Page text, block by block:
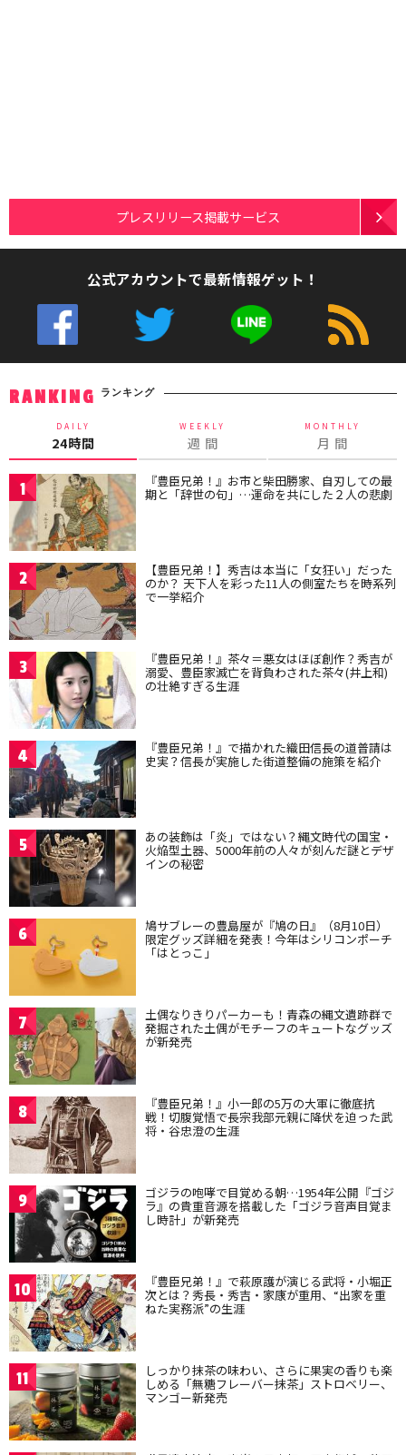
プレスリリース掲載サービス
公式アカウントで最新情報ゲット！
RANKING ランキング
DAILY
24時間
WEEKLY
週 間
MONTHLY
月 間
1 『豊臣兄弟！』お市と柴田勝家、自刃しての最
期と「辞世の句」…運命を共にした２人の悲劇
2 【豊臣兄弟！】秀吉は本当に「女狂い」だった
のか？ 天下人を彩った11人の側室たちを時系列
で一挙紹介
3 『豊臣兄弟！』茶々＝悪女はほぼ創作？秀吉が
溺愛、豊臣家滅亡を背負わされた茶々(井上和)
の壮絶すぎる生涯
4 『豊臣兄弟！』で描かれた織田信長の道普請は
史実？信長が実施した街道整備の施策を紹介
5 あの装飾は「炎」ではない？縄文時代の国宝・
火焔型土器、5000年前の人々が刻んだ謎とデザ
インの秘密
6 鳩サブレーの豊島屋が『鳩の日』（8月10日）
限定グッズ詳細を発表！今年はシリコンポーチ
「はとっこ」
7 土偶なりきりパーカーも！青森の縄文遺跡群で
発掘された土偶がモチーフのキュートなグッズ
が新発売
8 『豊臣兄弟！』小一郎の5万の大軍に徹底抗
戦！切腹覚悟で長宗我部元親に降伏を迫った武
将・谷忠澄の生涯
9 ゴジラの咆哮で目覚める朝…1954年公開『ゴジ
ラ』の貴重音源を搭載した「ゴジラ音声目覚ま
し時計」が新発売
10 『豊臣兄弟！』で萩原護が演じる武将・小堀正
次とは？秀長・秀吉・家康が重用、“出家を重
ねた実務派”の生涯
11 しっかり抹茶の味わい、さらに果実の香りも楽
しめる「無糖フレーバー抹茶」ストロベリー、
マンゴー新発売